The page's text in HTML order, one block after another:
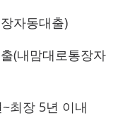
자동대출)
(내맘대로통장자
최장 5년 이내